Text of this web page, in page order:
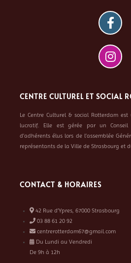
CENTRE CULTUREL ET SOCIAL
Le Centre Culturel & social Rotterdam
lucratif. Elle est gérée par un Conseil
d’adhérents élus lors de l’assemblée
représentants de la Ville de Strasbourg et
CONTACT & HORAIRES
42 Rue d’Ypres, 67000 Strasbourg
03 88 61 20 92
centrerotterdam67@gmail.com
Du Lundi au Vendredi
De 9h à 12h